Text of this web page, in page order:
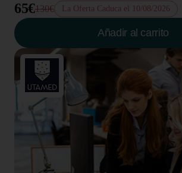
65€130€ La Oferta Caduca el 10/08/2026
Añadir al carrito